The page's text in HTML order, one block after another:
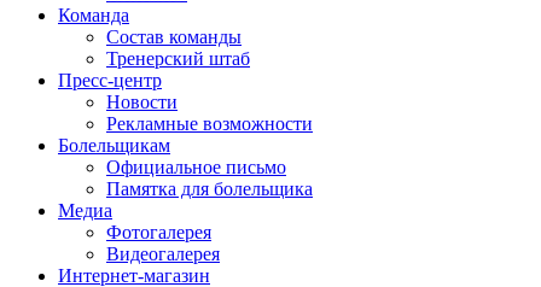
Команда
Состав команды
Тренерский штаб
Пресс-центр
Новости
Рекламные возможности
Болельщикам
Официальное письмо
Памятка для болельщика
Медиа
Фотогалерея
Видеогалерея
Интернет-магазин